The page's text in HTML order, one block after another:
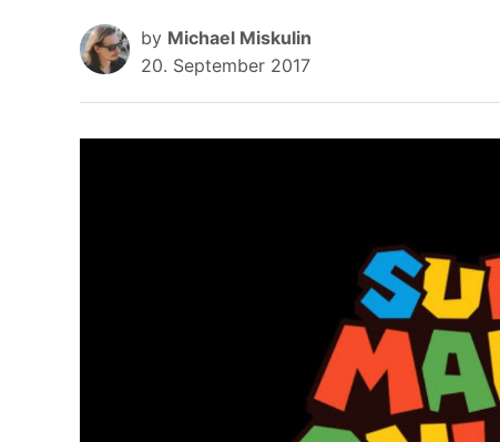
by Michael Miskulin
20. September 2017